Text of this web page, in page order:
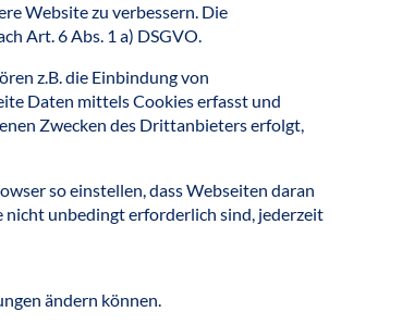
Website zu verbessern. Die
Art. 6 Abs. 1 a) DSGVO.
z.B. die Einbindung von
Daten mittels Cookies erfasst und
Zwecken des Drittanbieters erfolgt,
so einstellen, dass Webseiten daran
nicht unbedingt erforderlich sind, jederzeit
ändern können.